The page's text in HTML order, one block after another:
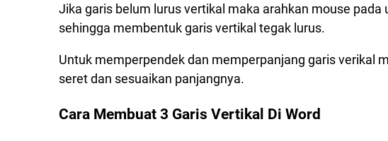
Jika garis belum lurus vertikal maka arahkan mouse
sehingga membentuk garis vertikal tegak lurus.
Untuk memperpendek dan memperpanjang garis verikal
seret dan sesuaikan panjangnya.
Cara Membuat 3 Garis Vertikal Di Word